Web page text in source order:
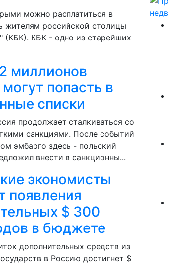
можно расплатиться в
жителям российской столицы
(КБК). КБК - одно из старейших
миллионов
попасть в
списки
продолжает сталкиваться со
санкциями. После событий
эмбарго здесь - польский
внести в санкционны...
экономисты
появления
$ 300
в бюджете
дополнительных средств из
в Россию достигнет $